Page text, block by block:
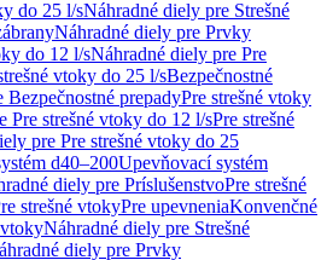
do 25 l/sNáhradné diely pre Strešné
Náhradné diely pre Prvky
do 12 l/sNáhradné diely pre Pre
vtoky do 25 l/sBezpečnostné
prepadyPre strešné vtoky
Pre strešné vtoky do 12 l/sPre strešné
pre Pre strešné vtoky do 25
d40–200Upevňovací systém
diely pre PríslušenstvoPre strešné
strešné vtokyPre upevneniaKonvenčné
vtokyNáhradné diely pre Strešné
diely pre Prvky